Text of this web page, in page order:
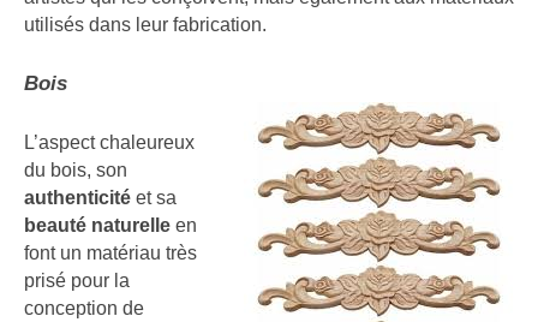
utilisés dans leur fabrication.
Bois
L’aspect chaleureux
du bois, son
authenticité et sa
beauté naturelle en
font un matériau très
prisé pour la
conception de